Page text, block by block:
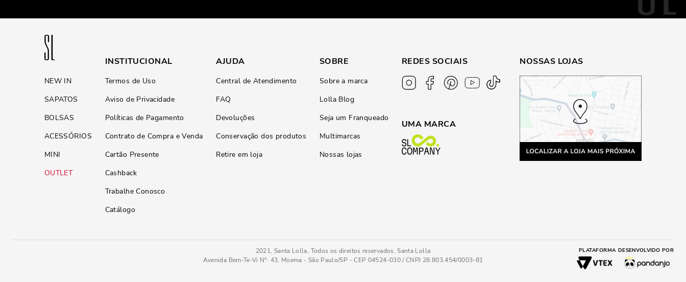
NEW IN
SAPATOS
BOLSAS
ACESSÓRIOS
MINI
OUTLET
INSTITUCIONAL
Termos de Uso
Aviso de Privacidade
Políticas de Pagamento
Contrato de Compra e Venda
Cartão Presente
Cashback
Trabalhe Conosco
Catálogo
AJUDA
Central de Atendimento
FAQ
Devoluções
Conservação dos produtos
Retire em loja
SOBRE
Sobre a marca
Lolla Blog
Seja um Franqueado
Multimarcas
Nossas lojas
REDES SOCIAIS
UMA MARCA
NOSSAS LOJAS
2021, Santa Lolla, Todos os direitos reservados, Santa Lolla
Avenida Bem-Te-Vi N°: 43, Moema - São Paulo/SP - CEP 04524-030 / CNPJ 28.803.454/0003-81
PLATAFORMA DESENVOLVIDO POR